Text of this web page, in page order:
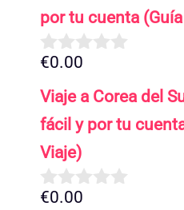
por tu cuenta
0
e
5
€0.00
Viaje a Corea del
fácil y por tu
Viaje)
0
€0.00